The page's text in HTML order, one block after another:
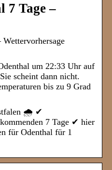
7 Tage –
um 22:33 Uhr auf
scheint dann nicht.
bis zu 9 Grad
🌧️ ✔
7 Tage ✔ hier
für Odenthal für 1